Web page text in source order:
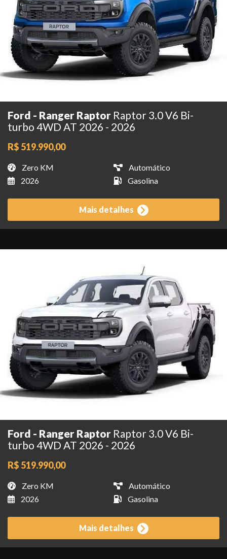
Ford - Ranger Raptor Raptor 3.0 V6 Bi-
turbo 4WD AT 2026 - 2026
R$ 519.990,00
Zero KM
Automático
2026
Gasolina
Mais detalhes
Ford - Ranger Raptor Raptor 3.0 V6 Bi-
turbo 4WD AT 2026 - 2026
R$ 519.990,00
Zero KM
Automático
2026
Gasolina
Mais detalhes